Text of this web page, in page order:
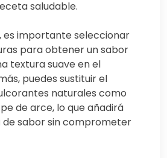
saludable.
es importante seleccionar
para obtener un sabor
textura suave en el
puedes sustituir el
naturales como
de arce, lo que añadirá
de sabor sin comprometer